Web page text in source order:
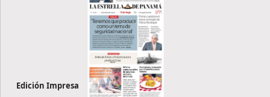
Edición Impresa